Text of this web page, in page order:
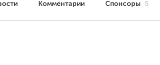
Комментарии Спонсоры 5